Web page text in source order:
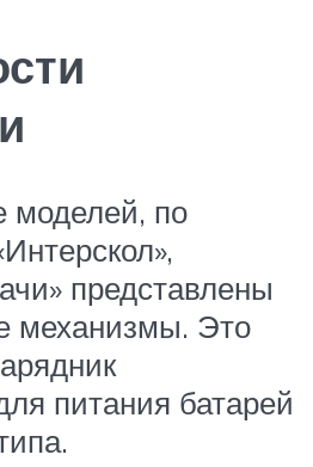
моделей, по
представлены
механизмы. Это
питания батарей